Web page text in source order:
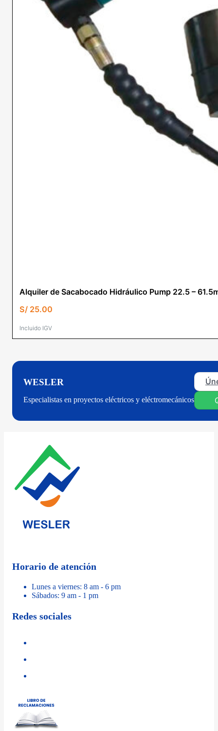
Alquiler de Sacabocado Hidráulico Pump 22.5 –
S/25.00
Incluido IGV
WESLER
Especialistas en proyectos eléctricos y eléctromecánicos
Horario de atención
Lunes a viernes: 8 am - 6 pm
Sábados: 9 am - 1 pm
Redes sociales